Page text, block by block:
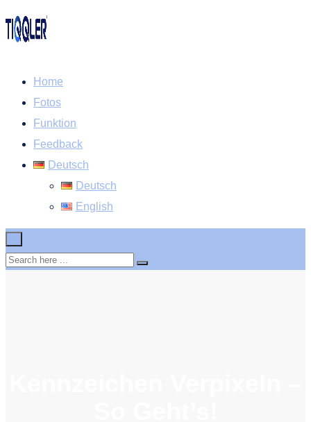
Home
Fotos
Funktion
Feedback
Deutsch
Deutsch
English